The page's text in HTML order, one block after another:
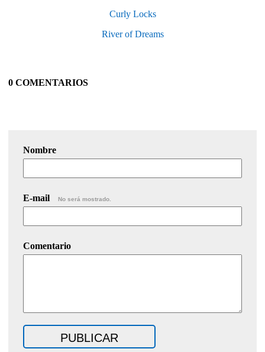
Curly Locks
River of Dreams
0 COMENTARIOS
Nombre
E-mail No será mostrado.
Comentario